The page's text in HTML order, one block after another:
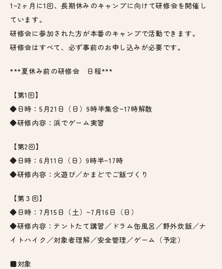
1~2ヶ月に1回、長期休みのキャンプに向けて研修会を開催し
ています。
研修会に参加された方が本番のキャンプで活動できます。
研修会はすべて、必ず事前のお申し込みが必要です。
***夏休み前の研修会 日程***
【第1回】
◆日時：5月21日（日）9時半集合~17時解散
◆研修内容：浜でゲーム実習
【第2回】
◆日時：6月11日（日）9時半~17時
◆研修内容：火遊び／かまどでご飯づくり
【第３回】
◆日時：7月15日（土）~7月16日（日）
◆研修内容：テントたて講習／ドラム缶風呂／野外炊飯／ナ
イトハイク／対象者理解／安全管理／ゲーム（予定）
■対象